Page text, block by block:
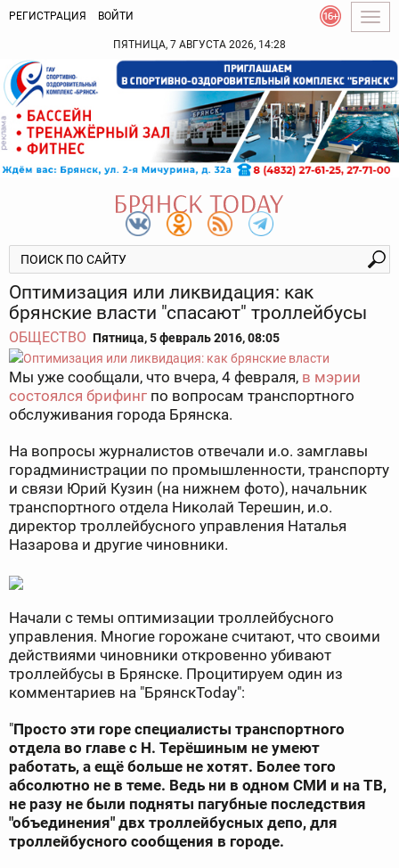
РЕГИСТРАЦИЯ ВОЙТИ
ПЯТНИЦА, 7 АВГУСТА 2026, 14:28
Оптимизация или ликвидация: как
брянские власти "спасают" троллейбусы
ОБЩЕСТВО Пятница, 5 февраль 2016, 08:05
Мы уже сообщали, что вчера, 4 февраля, в мэрии
состоялся брифинг по вопросам транспортного
обслуживания города Брянска.
На вопросы журналистов отвечали и.о. замглавы
горадминистрации по промышленности, транспорту
и связи Юрий Кузин (на нижнем фото), начальник
транспортного отдела Николай Терешин, и.о.
директор троллейбусного управления Наталья
Назарова и другие чиновники.
Начали с темы оптимизации троллейбусного
управления. Многие горожане считают, что своими
действиями чиновники откровенно убивают
троллейбусы в Брянске. Процитируем один из
комментариев на "БрянскToday":
"Просто эти горе специалисты транспортного
отдела во главе с Н. Терёшиным не умеют
работать, а ещё больше не хотят. Более того
абсолютно не в теме. Ведь ни в одном СМИ и на ТВ,
не разу не были подняты пагубные последствия
"объединения" двх троллейбусных депо, для
троллейбусного сообщения в городе.